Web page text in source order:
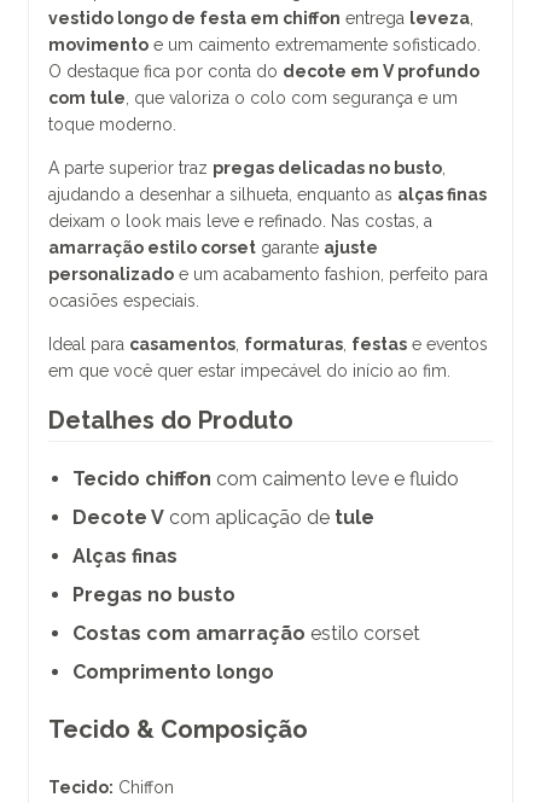
vestido longo de festa em chiffon entrega leveza
movimento e um caimento extremamente sofisticado.
O destaque fica por conta do decote em V profundo
com tule , que valoriza o colo com segurança e um
toque moderno.
A parte superior traz pregas delicadas no busto
ajudando a desenhar a silhueta, enquanto as alças finas
deixam o look mais leve e refinado. Nas costas, a
amarração estilo corset garante ajuste
personalizado e um acabamento fashion, perfeito para
ocasiões especiais.
Ideal para casamentos formaturas festas e eventos
em que você quer estar impecável do início ao fim.
Detalhes do Produto
Tecido chiffon com caimento leve e fluido
Decote V com aplicação de tule
Alças finas
Pregas no busto
Costas com amarração estilo corset
Comprimento longo
Tecido & Composição
Tecido: Chiffon